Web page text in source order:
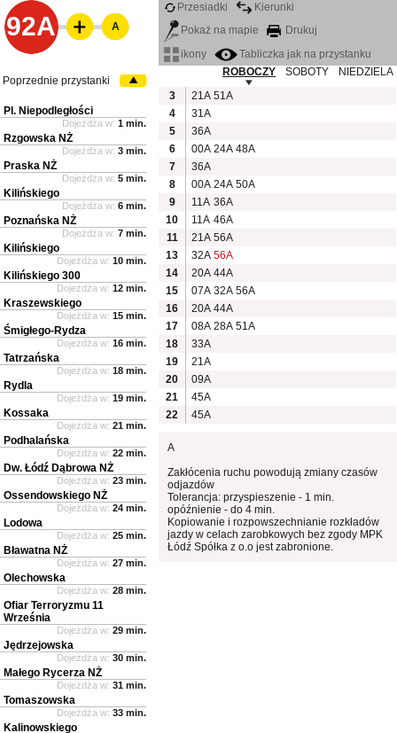
92A
Przesiadki
Kierunki
Pokaż na mapie
Drukuj
ikony
Tabliczka jak na przystanku
ROBOCZY
SOBOTY
NIEDZIELA
3
21A 51A
4
31A
5
36A
6
00A 24A 48A
7
36A
8
00A 24A 50A
9
11A 36A
10
11A 46A
11
21A 56A
13
32A 56A
14
20A 44A
15
07A 32A 56A
16
20A 44A
17
08A 28A 51A
18
33A
19
21A
20
09A
21
45A
22
45A
A
Zakłócenia ruchu powodują zmiany czasów
odjazdów
Tolerancja: przyspieszenie - 1 min.
opóźnienie - do 4 min.
Kopiowanie i rozpowszechnianie rozkładów
jazdy w celach zarobkowych bez zgody MPK
Łódź Spółka z o.o jest zabronione.
A
Poprzednie przystanki
Pl. Niepodległości
Dojeżdża w: 1 min.
Rzgowska NŻ
Dojeżdża w: 3 min.
Praska NŻ
Dojeżdża w: 5 min.
Kilińskiego
Dojeżdża w: 6 min.
Poznańska NŻ
Dojeżdża w: 7 min.
Kilińskiego
Dojeżdża w: 10 min.
Kilińskiego 300
Dojeżdża w: 12 min.
Kraszewskiego
Dojeżdża w: 15 min.
Śmigłego-Rydza
Dojeżdża w: 16 min.
Tatrzańska
Dojeżdża w: 18 min.
Rydla
Dojeżdża w: 19 min.
Kossaka
Dojeżdża w: 21 min.
Podhalańska
Dojeżdża w: 22 min.
Dw. Łódź Dąbrowa NŻ
Dojeżdża w: 23 min.
Ossendowskiego NŻ
Dojeżdża w: 24 min.
Lodowa
Dojeżdża w: 25 min.
Bławatna NŻ
Dojeżdża w: 27 min.
Olechowska
Dojeżdża w: 28 min.
Ofiar Terroryzmu 11
Września
Dojeżdża w: 29 min.
Jędrzejowska
Dojeżdża w: 30 min.
Małego Rycerza NŻ
Dojeżdża w: 31 min.
Tomaszowska
Dojeżdża w: 33 min.
Kalinowskiego